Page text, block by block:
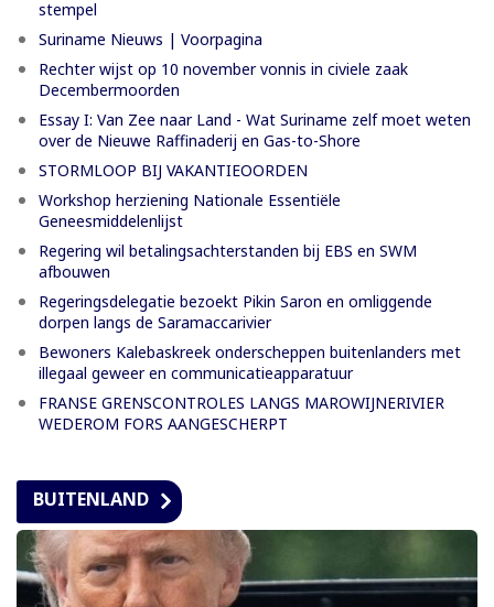
stempel
Suriname Nieuws | Voorpagina
Rechter wijst op 10 november vonnis in civiele zaak
Decembermoorden
Essay I: Van Zee naar Land - Wat Suriname zelf moet weten
over de Nieuwe Raffinaderij en Gas-to-Shore
STORMLOOP BIJ VAKANTIEOORDEN
Workshop herziening Nationale Essentiële
Geneesmiddelenlijst
Regering wil betalingsachterstanden bij EBS en SWM
afbouwen
Regeringsdelegatie bezoekt Pikin Saron en omliggende
dorpen langs de Saramaccarivier
Bewoners Kalebaskreek onderscheppen buitenlanders met
illegaal geweer en communicatieapparatuur
FRANSE GRENSCONTROLES LANGS MAROWIJNERIVIER
WEDEROM FORS AANGESCHERPT
BUITENLAND